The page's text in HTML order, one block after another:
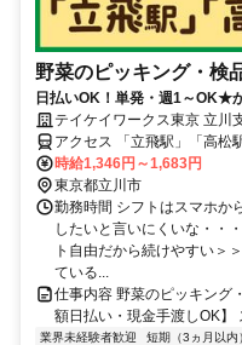
野菜のピッキング・検
日払いOK！単発・週1～OK★
友達との応募歓迎！
テイケイワークス東京 立川
アクセス 「立飛駅」「高松
時給1,346円～1,683円
東京都立川市
勤務時間 シフトはスマホか
したいと言いにくいな・・
ト自由だから続けやすい
ている...
仕事内容 野菜のピッキング
額日払い・現金手渡しOK】
業界未経験者歓迎 短期（3ヵ月以内